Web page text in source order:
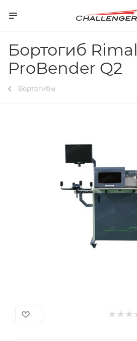
Бортогиб Rimal
ProBender Q2
Бортогибы